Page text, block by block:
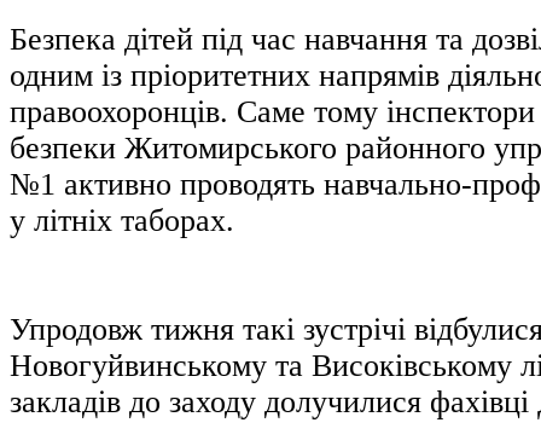
Безпека дітей під час навчання та
одним із пріоритетних напрямів
правоохоронців. Саме тому інспектори
безпеки Житомирського районного
№1 активно проводять навчально-
у літніх таборах.
Упродовж тижня такі зустрічі
Новогуйвинському та Високівському
закладів до заходу долучилися